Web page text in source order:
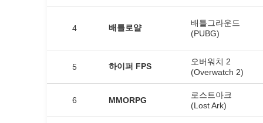
4 배틀로얄
배틀그라운드
(PUBG)
5 하이퍼 FPS
오버워치 2
(Overwatch 2)
6 MMORPG
로스트아크
(Lost Ark)